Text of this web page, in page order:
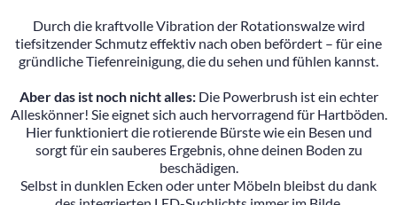
Durch die kraftvolle Vibration der Rotationswalze wird
tiefsitzender Schmutz effektiv nach oben befördert – für eine
gründliche Tiefenreinigung, die du sehen und fühlen kannst.
Aber das ist noch nicht alles:Die Powerbrush ist ein echter
Alleskönner! Sie eignet sich auch hervorragend für Hartböden.
Hier funktioniert die rotierende Bürste wie ein Besen und
sorgt für ein sauberes Ergebnis, ohne deinen Boden zu
beschädigen.
Selbst in dunklen Ecken oder unter Möbeln bleibst du dank